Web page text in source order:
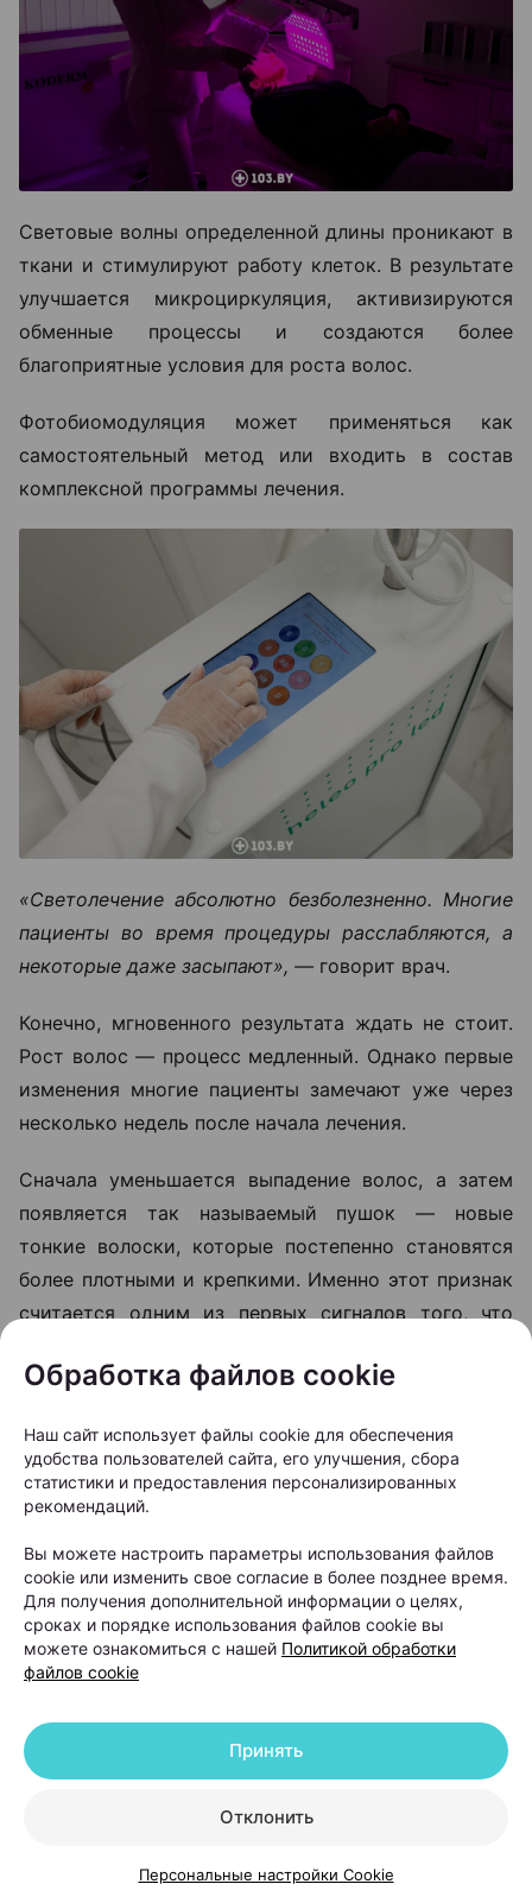
Световые волны определенной длины проникают в
ткани и стимулируют работу клеток. В результате
улучшается микроциркуляция, активизируются
обменные процессы и создаются более
благоприятные условия для роста волос.
Фотобиомодуляция может применяться как
самостоятельный метод или входить в состав
комплексной программы лечения.
«Светолечение абсолютно безболезненно. Многие
пациенты во время процедуры расслабляются, а
некоторые даже засыпают», — говорит врач.
Конечно, мгновенного результата ждать не стоит.
Рост волос — процесс медленный. Однако первые
изменения многие пациенты замечают уже через
несколько недель после начала лечения.
Сначала уменьшается выпадение волос, а затем
появляется так называемый пушок — новые
тонкие волоски, которые постепенно становятся
более плотными и крепкими. Именно этот признак
считается одним из первых сигналов того, что
действительно нужна и что
делать после нее
универсальное решение проблемы облысения.
Однако на практике трихологи рассматривают ее
как один из вариантов лечения, а не как первый
шаг для любого пациента с выпадением волос.
Обработка файлов cookie
Наш сайт использует файлы cookie для обеспечения
удобства пользователей сайта, его улучшения, сбора
статистики и предоставления персонализированных
рекомендаций.
Вы можете настроить параметры использования файлов
cookie или изменить свое согласие в более позднее время.
Для получения дополнительной информации о целях,
сроках и порядке использования файлов cookie вы
можете ознакомиться с нашей Политикой обработки
файлов cookie
Отклонить
Принять
Персональные настройки Cookie